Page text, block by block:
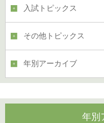
入試トピックス
その他トピックス
年別アーカイブ
年別